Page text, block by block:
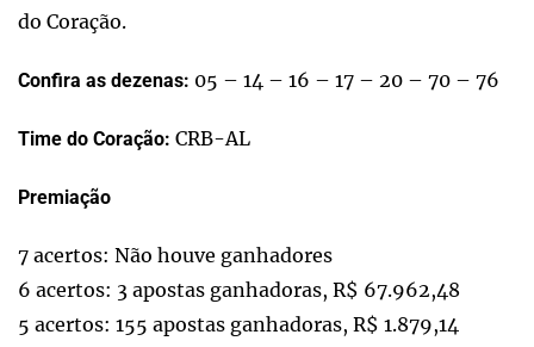
do Coração.
Confira as dezenas: 05 – 14 – 16 – 17 – 20 – 70 – 76
Time do Coração: CRB-AL
Premiação
7 acertos: Não houve ganhadores
6 acertos: 3 apostas ganhadoras, R$ 67.962,48
5 acertos: 155 apostas ganhadoras, R$ 1.879,14